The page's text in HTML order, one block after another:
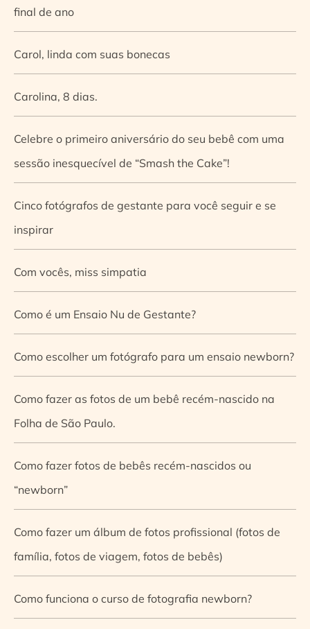
final de ano
Carol, linda com suas bonecas
Carolina, 8 dias.
Celebre o primeiro aniversário do seu bebê com uma
sessão inesquecível de “Smash the Cake”!
Cinco fotógrafos de gestante para você seguir e se
inspirar
Com vocês, miss simpatia
Como é um Ensaio Nu de Gestante?
Como escolher um fotógrafo para um ensaio newborn?
Como fazer as fotos de um bebê recém-nascido na
Folha de São Paulo.
Como fazer fotos de bebês recém-nascidos ou
“newborn”
Como fazer um álbum de fotos profissional (fotos de
família, fotos de viagem, fotos de bebês)
Como funciona o curso de fotografia newborn?